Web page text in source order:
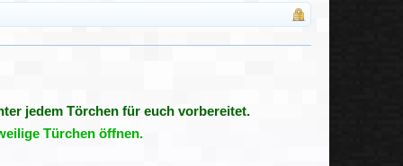
jedem Törchen für euch vorbereitet.
Türchen öffnen.